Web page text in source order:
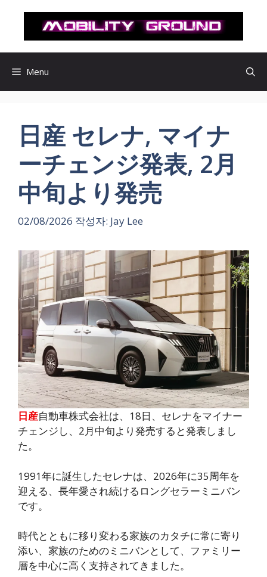
로
Menu
日産 セレナ, マイナ
ーチェンジ発表, 2月
中旬より発売
02/08/2026 작성자: Jay Lee
日産自動車株式会社は、18日、セレナをマイナー
チェンジし、2月中旬より発売すると発表しまし
た。
1991年に誕生したセレナは、2026年に35周年を
迎える、長年愛され続けるロングセラーミニバン
です。
時代とともに移り変わる家族のカタチに常に寄り
添い、家族のためのミニバンとして、ファミリー
層を中心に高く支持されてきました。